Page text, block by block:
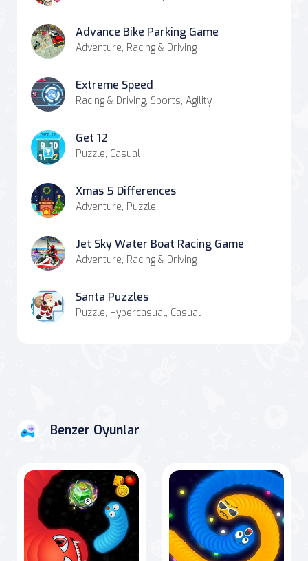
Advance Bike Parking Game
Adventure, Racing & Driving
Extreme Speed
Racing & Driving, Sports, Agility
Get 12
Puzzle, Casual
Xmas 5 Differences
Adventure, Puzzle
Jet Sky Water Boat Racing Game
Adventure, Racing & Driving
Santa Puzzles
Puzzle, Hypercasual, Casual
Benzer Oyunlar